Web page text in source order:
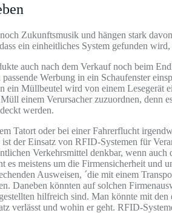
Zukunftsmusik und hängen stark
ein einheitliches System gefunden
auch nach dem Verkauf noch beim
Werbung in ein Schaufenster
Müllbeutel wird von einem Lesegerät
einem Verursacher zuzuordnen,
werden.
Tatort oder bei einer Fahrerflucht
der Einsatz von RFID-Systemen für
Verkehrsmittel denkbar, wenn
meistens um die Firmensicherheit und
Ausweisen, ´die mit einem
Daneben könnten auf solchen
hilfreich sind. Man könnte mit
verlässt und wohin er geht. RFID-